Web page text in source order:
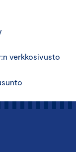
verkkosivusto